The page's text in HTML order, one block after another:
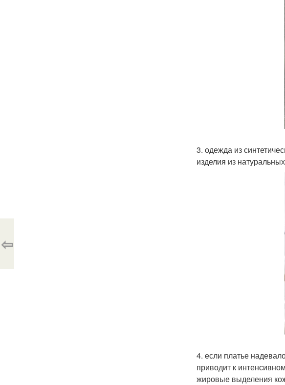
3. одежда из
изделия из
4. если платье
приводит к
жировые выделения
⇦